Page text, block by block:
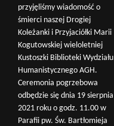
przyjęliśmy wiadomość o
śmierci naszej Drogiej
Koleżanki i Przyjaciółki Marii
Kogutowskiej wieloletniej
Kustoszki Biblioteki Wydziału
Humanistycznego AGH.
Ceremonia pogrzebowa
odbędzie się dnia 19 sierpnia
2021 roku o godz. 11.00 w
Parafii pw. Św. Bartłomieja